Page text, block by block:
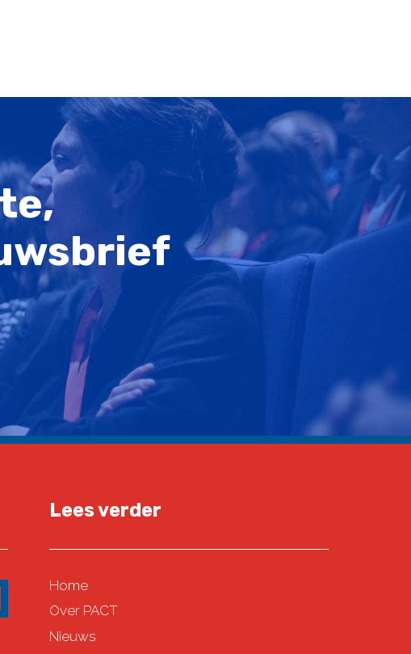
Lees verder
Home
Over PACT
Nieuws